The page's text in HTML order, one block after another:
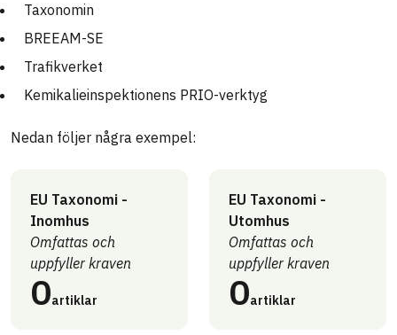
Taxonomin
BREEAM-SE
Trafikverket
Kemikalieinspektionens PRIO-verktyg
Nedan följer några exempel:
EU Taxonomi -
Inomhus
Omfattas och
uppfyller kraven
0artiklar
EU Taxonomi -
Utomhus
Omfattas och
uppfyller kraven
0artiklar